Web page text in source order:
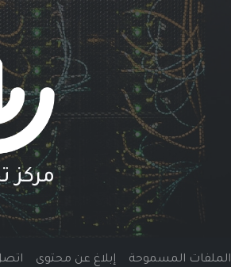
مركز
الملفات المسموحة إبلاغ عن محتوى